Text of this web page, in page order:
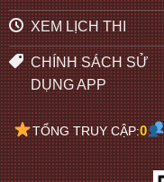
XEM LỊCH THI
CHÍNH SÁCH SỬ
DỤNG APP
TỔNG TRUY CẬP:0